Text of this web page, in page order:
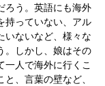
ろう。英語にも海外
持っていない、アル
いないなど、様々な
。しかし、娘はその
一人で海外に行くこ
、言葉の壁など、